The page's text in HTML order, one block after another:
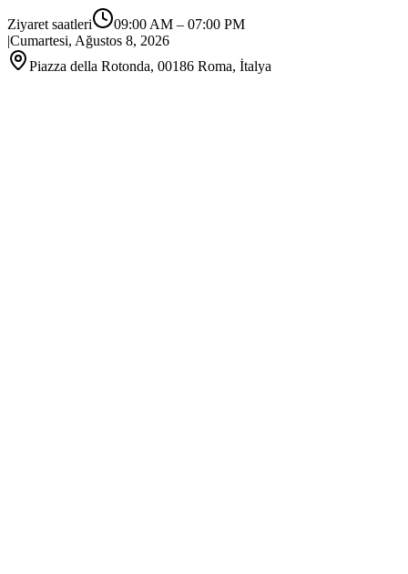
Ziyaret saatleri 09:00 AM – 07:00 PM
|Cumartesi, Ağustos 8, 2026
Piazza della Rotonda, 00186 Roma, İtalya